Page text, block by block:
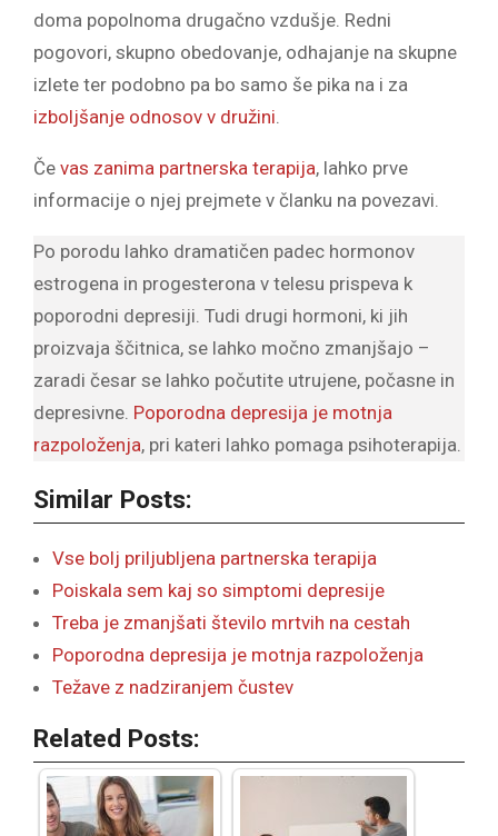
doma popolnoma drugačno vzdušje. Redni
pogovori, skupno obedovanje, odhajanje na skupne
izlete ter podobno pa bo samo še pika na i za
izboljšanje odnosov v družini
Če vas zanima partnerska terapija, lahko prve
informacije o njej prejmete v članku na povezavi.
Po porodu lahko dramatičen padec hormonov
estrogena in progesterona v telesu prispeva k
poporodni depresiji. Tudi drugi hormoni, ki jih
proizvaja ščitnica, se lahko močno zmanjšajo –
zaradi česar se lahko počutite utrujene, počasne in
depresivne. Poporodna depresija je motnja
razpoloženja, pri kateri lahko pomaga psihoterapija.
Similar Posts:
Vse bolj priljubljena partnerska terapija
Poiskala sem kaj so simptomi depresije
Treba je zmanjšati število mrtvih na cestah
Poporodna depresija je motnja razpoloženja
Težave z nadziranjem čustev
Related Posts: